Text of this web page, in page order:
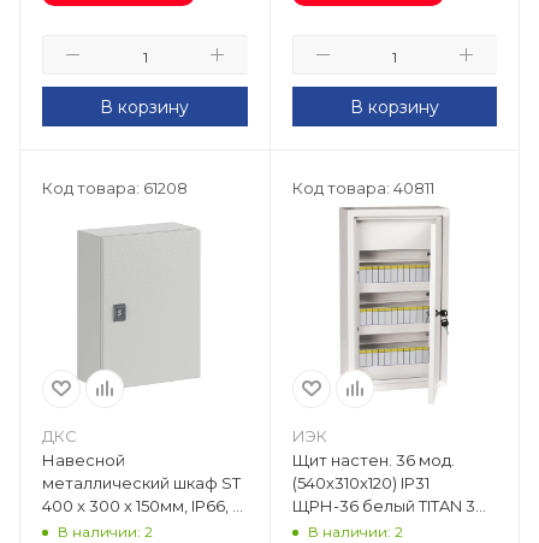
В корзину В корзину
Код товара: 61208
ДКС
Навесной
металлический шкаф ST
400 х 300 х 150мм, IP66, с
монт. панелью RAMblock
В наличии: 2
Код товара: 40811
ИЭК
Щит настен. 36 мод.
(540х310х120) IP31
ЩРН-36 белый TITAN 3
MKM13-N-36-31-Z
В наличии: 2